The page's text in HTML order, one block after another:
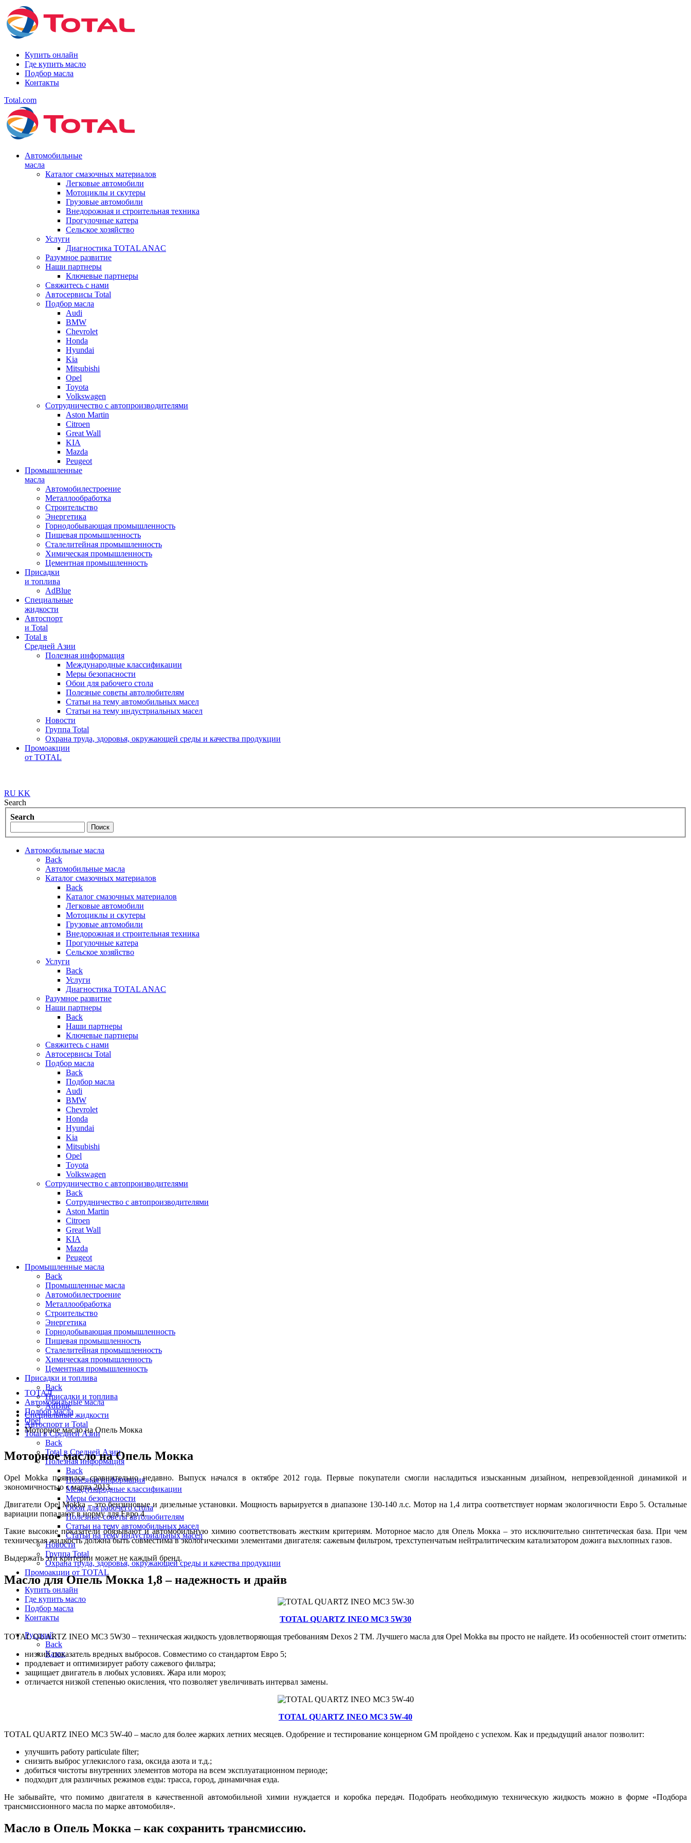
Купить онлайн
Где купить масло
Подбор масла
Контакты
Total.com
Автомобильные
масла
Каталог смазочных материалов
Легковые автомобили
Мотоциклы и скутеры
Грузовые автомобили
Внедорожная и строительная техника
Прогулочные катера
Сельское хозяйство
Услуги
Диагностика TOTAL ANAC
Разумное развитие
Наши партнеры
Ключевые партнеры
Свяжитесь с нами
Автосервисы Total
Подбор масла
Audi
BMW
Chevrolet
Honda
Hyundai
Kia
Mitsubishi
Opel
Toyota
Volkswagen
Сотрудничество с автопроизводителями
Aston Martin
Citroen
Great Wall
KIA
Mazda
Peugeot
Промышленные
масла
Автомобилестроение
Металлообработка
Строительство
Энергетика
Горнодобывающая промышленность
Пищевая промышленность
Сталелитейная промышленность
Химическая промышленность
Цементная промышленность
Присадки
и топлива
AdBlue
Специальные
жидкости
Автоспорт
и Total
Total в
Средней Азии
Полезная информация
Международные классификации
Меры безопасности
Обои для рабочего стола
Полезные советы автолюбителям
Статьи на тему автомобильных масел
Статьи на тему индустриальных масел
Новости
Группа Total
Охрана труда, здоровья, окружающей среды и качества продукции
Промоакции
от TOTAL
RU KK
Search
Search
Автомобильные масла
Back
Автомобильные масла
Каталог смазочных материалов
Back
Каталог смазочных материалов
Легковые автомобили
Мотоциклы и скутеры
Грузовые автомобили
Внедорожная и строительная техника
Прогулочные катера
Сельское хозяйство
Услуги
Back
Услуги
Диагностика TOTAL ANAC
Разумное развитие
Наши партнеры
Back
Наши партнеры
Ключевые партнеры
Свяжитесь с нами
Автосервисы Total
Подбор масла
Back
Подбор масла
Audi
BMW
Chevrolet
Honda
Hyundai
Kia
Mitsubishi
Opel
Toyota
Volkswagen
Сотрудничество с автопроизводителями
Back
Сотрудничество с автопроизводителями
Aston Martin
Citroen
Great Wall
KIA
Mazda
Peugeot
Промышленные масла
Back
Промышленные масла
Автомобилестроение
Металлообработка
Строительство
Энергетика
Горнодобывающая промышленность
Пищевая промышленность
Сталелитейная промышленность
Химическая промышленность
Цементная промышленность
Присадки и топлива
Back
Присадки и топлива
AdBlue
Специальные жидкости
Автоспорт и Total
Total в Средней Азии
Back
Total в Средней Азии
Полезная информация
Back
Полезная информация
Международные классификации
Меры безопасности
Обои для рабочего стола
Полезные советы автолюбителям
Статьи на тему автомобильных масел
Статьи на тему индустриальных масел
Новости
Группа Total
Охрана труда, здоровья, окружающей среды и качества продукции
Промоакции от TOTAL
Купить онлайн
Где купить масло
Подбор масла
Контакты
Русский
Back
Қазақ
ТОТАЛ
Автомобильные масла
Подбор масла
Opel
Моторное масло на Опель Мокка
Моторное масло на Опель Мокка
Opel Mokka появился сравнительно недавно. Выпуск начался в октябре 2012 года. Первые покупатели смогли насладиться изысканным дизайном, непревзойденной динамикой и
экономичностью с марта 2013.
Двигатели Opel Mokka – это бензиновые и дизельные установки. Мощность варьируется в диапазоне 130-140 л.с. Мотор на 1,4 литра соответствует нормам экологичности Евро 5. Остальные
вариации попадают в норму для Евро 4.
Такие высокие показатели обязывают и автомобильную химию соответствовать жестким критериям. Моторное масло для Опель Мокка – это исключительно синтетическая база. При чем
техническая жидкость должна быть совместима в экологическими элементами двигателя: сажевым фильтром, трехступенчатым нейтралитическим катализатором дожига выхлопных газов.
Выдержать эти критерии может не каждый бренд.
Масло для Опель Мокка 1,8 – надежность и драйв
TOTAL QUARTZ INEO MC3 5W30
TOTAL QUARTZ INEO MC3 5W30 – техническая жидкость удовлетворяющая требованиям Dexos 2 TM. Лучшего масла для Opel Mokka вы просто не найдете. Из особенностей стоит отметить:
низкий показатель вредных выбросов. Совместимо со стандартом Евро 5;
продлевает и оптимизирует работу сажевого фильтра;
защищает двигатель в любых условиях. Жара или мороз;
отличается низкой степенью окисления, что позволяет увеличивать интервал замены.
TOTAL QUARTZ INEO MC3 5W-40
TOTAL QUARTZ INEO MC3 5W-40 – масло для более жарких летних месяцев. Одобрение и тестирование концерном GM пройдено с успехом. Как и предыдущий аналог позволит:
улучшить работу particulate filter;
снизить выброс углекислого газа, оксида азота и т.д.;
добиться чистоты внутренних элементов мотора на всем эксплуатационном периоде;
подходит для различных режимов езды: трасса, город, динамичная езда.
Не забывайте, что помимо двигателя в качественной автомобильной химии нуждается и коробка передач. Подобрать необходимую техническую жидкость можно в форме «Подбора
трансмиссионного масла по марке автомобиля».
Масло в Опель Мокка – как сохранить трансмиссию.